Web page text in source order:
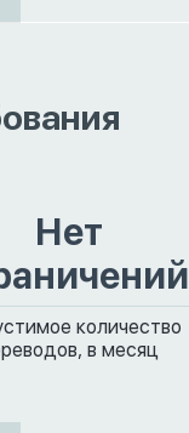
Нет
количество
в месяц